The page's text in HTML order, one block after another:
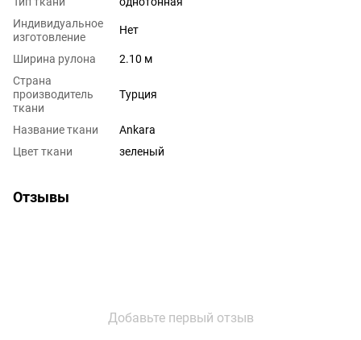
Индивидуальное
изготовление
Нет
Ширина рулона
2.10 м
Страна
производитель
ткани
Турция
Название ткани
Ankara
Цвет ткани
зеленый
Отзывы
Добавьте первый отзыв